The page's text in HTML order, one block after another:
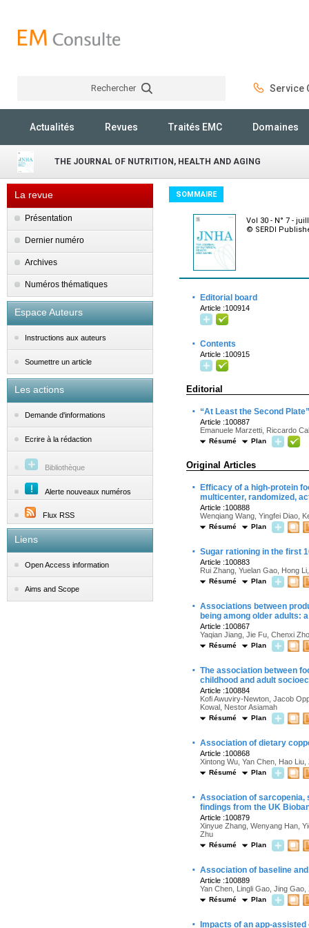
Rechercher Service
Actualités Revues Traités EMC Domaines
THE JOURNAL OF NUTRITION, HEALTH AND AGING
La revue
Présentation
Dernier numéro
Archives
Numéros thématiques
Espace Auteurs
Instructions aux auteurs
Soumettre un article
Les actions
Demande d'informations
Ecrire à la rédaction
Bibliothèque
Alerte nouveaux numéros
Flux RSS
Liens
Open Access information
Aims and Scope
SOMMAIRE
Vol 30 - N° 7 -
© SERDI
· Editorial board
Article :100914
· Contents
Article :100915
Editorial
· “At Least the Second
Article :100887
Emanuele Marzetti, Riccardo
Résumé Plan
Original Articles
·
Efficacy of a high-protein
multicenter, randomized,
Article :100888
Wenqiang Wang, Yingfei Diao,
Résumé Plan
· Sugar rationing in the first
Article :100883
Rui Zhang, Yuelan Gao, Hong
Résumé Plan
· Associations between
being among older adults:
Article :100867
Yaqian Jiang, Jie Fu, Chenxi
Résumé Plan
· The association between
childhood and adult
Article :100884
Kofi Awuviry-Newton, Jacob
Kowal, Nestor Asiamah
Résumé Plan
· Association of dietary
Article :100868
Xintong Wu, Yan Chen, Hao
Résumé Plan
· Association of sarcopenia,
findings from the UK
Article :100879
Xinyue Zhang, Wenyang Han,
Zhu
Résumé Plan
· Association of baseline
Article :100889
Yan Chen, Lingli Gao, Jing Gao,
Résumé Plan
· Impacts of an app-